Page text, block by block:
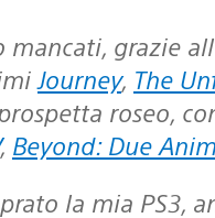
Journey, The
roseo,
, Beyond: Due